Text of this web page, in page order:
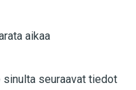
aikaa
sinulta seuraavat tiedot